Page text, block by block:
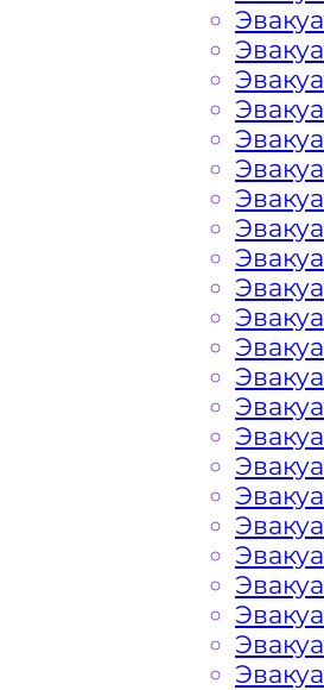
Расчет стоимости
в каждом
всегда готова
автомобилистов.
На стоимость
Габариты, вес и
Заказанный
платформой
Маршрут от места
Путилковского
Затрудняющие
передач (АКПП)